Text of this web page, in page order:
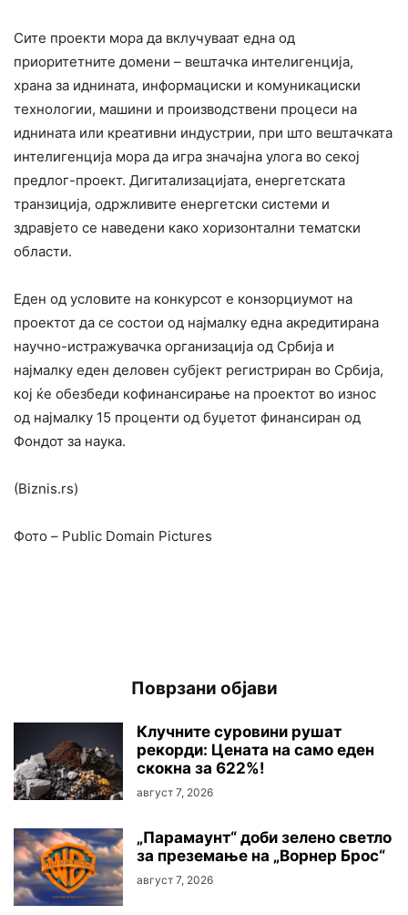
Сите проекти мора да вклучуваат една од
приоритетните домени – вештачка интелигенција,
храна за иднината, информациски и комуникациски
технологии, машини и производствени процеси на
иднината или креативни индустрии, при што вештачката
интелигенција мора да игра значајна улога во секој
предлог-проект. Дигитализацијата, енергетската
транзиција, одржливите енергетски системи и
здравјето се наведени како хоризонтални тематски
области.
Еден од условите на конкурсот е конзорциумот на
проектот да се состои од најмалку една акредитирана
научно-истражувачка организација од Србија и
најмалку еден деловен субјект регистриран во Србија,
кој ќе обезбеди кофинансирање на проектот во износ
од најмалку 15 проценти од буџетот финансиран од
Фондот за наука.
(Biznis.rs)
Фото – Public Domain Pictures
Поврзани објави
Клучните суровини рушaт
рекорди: Цената на само еден
скокна за 622%!
август 7, 2026
„Парамаунт“ доби зелено светло
за преземање на „Ворнер Брос“
август 7, 2026